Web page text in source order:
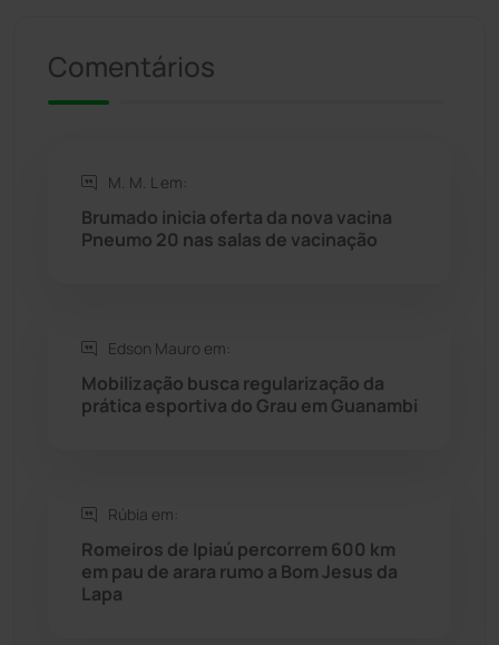
Rio do Antônio
Seabra (50)
Sítio do Mato
Sudoeste Baiano (1530)
Comentários
M. M. L em:
Brumado inicia oferta da nova vacina
Pneumo 20 nas salas de vacinação
Edson Mauro em:
Mobilização busca regularização da
prática esportiva do Grau em Guanambi
Rúbia em:
Romeiros de Ipiaú percorrem 600 km
em pau de arara rumo a Bom Jesus da
Lapa